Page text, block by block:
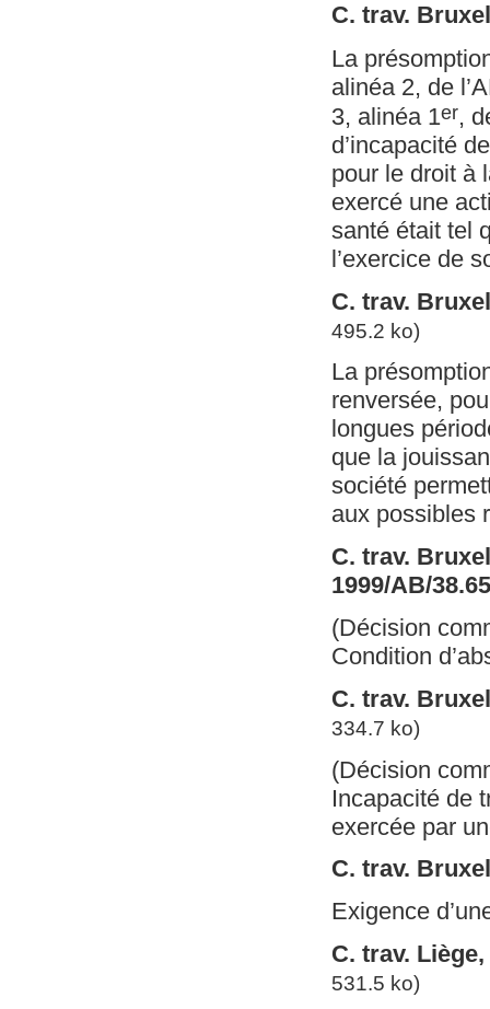
C. trav.
La
alinéa 2, de
3, alinéa 1er,
d’incapacité
pour le droit à
exercé une
santé était tel
l’exercice de
C. trav.
495.2 ko)
La
renversée,
longues
que la
société
aux possibles
C. trav.
1999/AB/
(Décision
Condition
C. trav.
334.7 ko)
(Décision
Incapacité de
exercée par
C. trav.
Exigence
C. trav.
531.5 ko)